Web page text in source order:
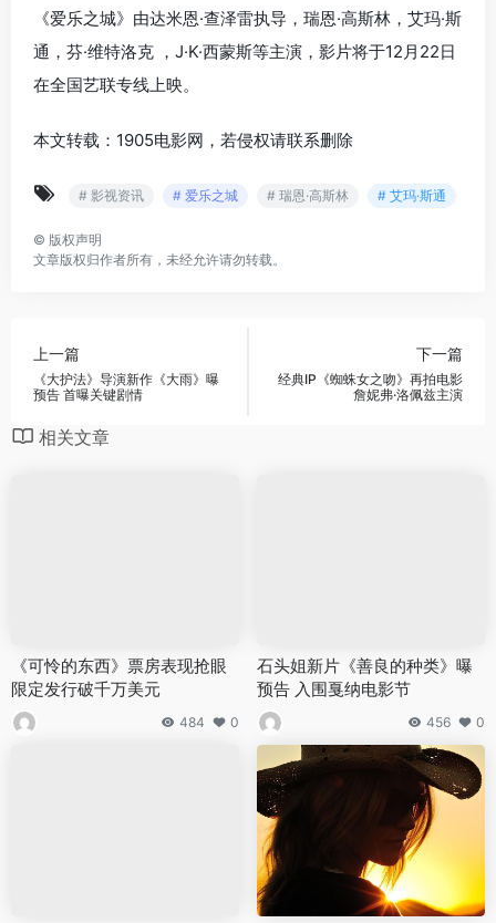
《爱乐之城》由达米恩·查泽雷执导，瑞恩·高斯林，艾玛·斯
通，芬·维特洛克 ，J·K·西蒙斯等主演，影片将于12月22日
在全国艺联专线上映。
本文转载：1905电影网，若侵权请联系删除
# 影视资讯 # 爱乐之城 # 瑞恩·高斯林 # 艾玛·斯通
© 版权声明
文章版权归作者所有，未经允许请勿转载。
上一篇
《大护法》导演新作《大雨》曝
预告 首曝关键剧情
下一篇
经典IP《蜘蛛女之吻》再拍电影
詹妮弗·洛佩兹主演
相关文章
《可怜的东西》票房表现抢眼
限定发行破千万美元
484 0
石头姐新片《善良的种类》曝
预告 入围戛纳电影节
456 0